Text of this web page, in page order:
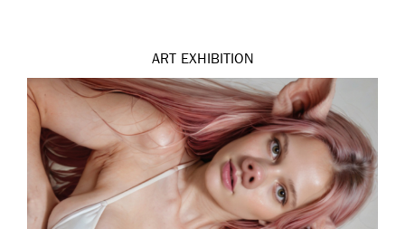
ART EXHIBITION